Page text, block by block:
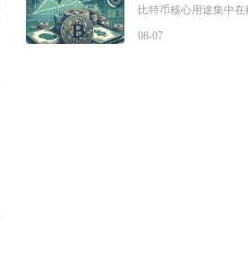
08-07